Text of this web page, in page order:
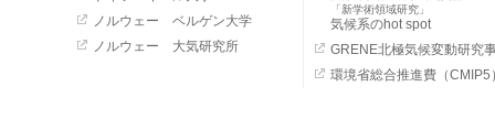
ノルウェー ベルゲン大学
ノルウェー 大気研究所
「新学術領域研究」
気候系のhot spot
GRENE北極気候変動研究
環境省総合推進費（CMIP5